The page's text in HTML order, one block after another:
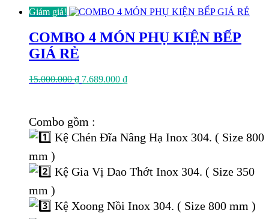
Giảm giá!
COMBO 4 MÓN PHỤ KIỆN BẾP
GIÁ RẺ
15.000.000₫ Giá
7.689.000 ₫Giá
Combo gồm :
Kệ Chén Đĩa Nâng Hạ Inox 304. ( Size 800
mm )
Kệ Gia Vị Dao Thớt Inox 304. ( Size 350
mm )
Kệ Xoong Nồi Inox 304. ( Size 800 mm )